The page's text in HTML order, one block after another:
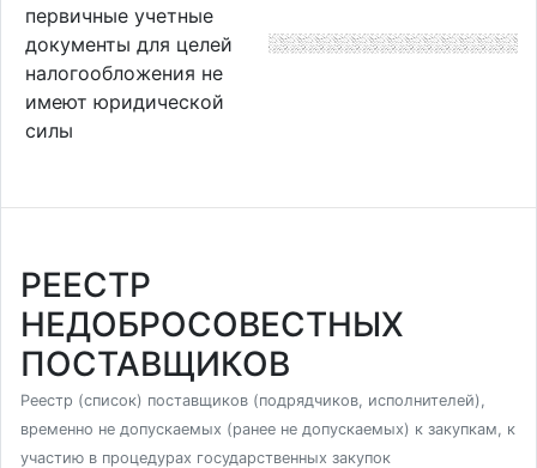
первичные учетные
документы для целей
налогообложения не
имеют юридической
силы
РЕЕСТР
НЕДОБРОСОВЕСТНЫХ
ПОСТАВЩИКОВ
Реестр (список) поставщиков (подрядчиков, исполнителей),
временно не допускаемых (ранее не допускаемых) к закупкам, к
участию в процедурах государственных закупок